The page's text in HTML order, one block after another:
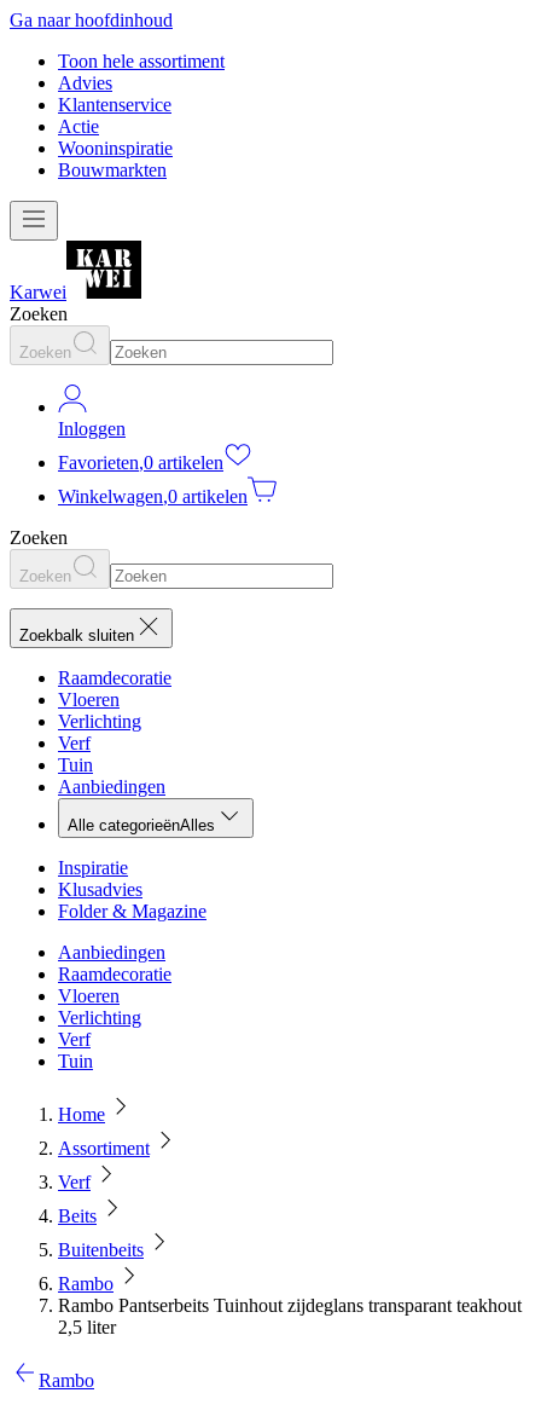
Ga naar hoofdinhoud
Toon hele assortiment
Advies
Klantenservice
Actie
Wooninspiratie
Bouwmarkten
Karwei
Zoeken
Zoeken
Inloggen
Favorieten,0 artikelen
Winkelwagen,0 artikelen
Zoeken
Zoeken
Zoekbalk sluiten
Raamdecoratie
Vloeren
Verlichting
Verf
Tuin
Aanbiedingen
Alle categorieënAlles
Inspiratie
Klusadvies
Folder & Magazine
Aanbiedingen
Raamdecoratie
Vloeren
Verlichting
Verf
Tuin
Home
Assortiment
Verf
Beits
Buitenbeits
Rambo
Rambo Pantserbeits Tuinhout zijdeglans transparant teakhout
2,5 liter
Rambo